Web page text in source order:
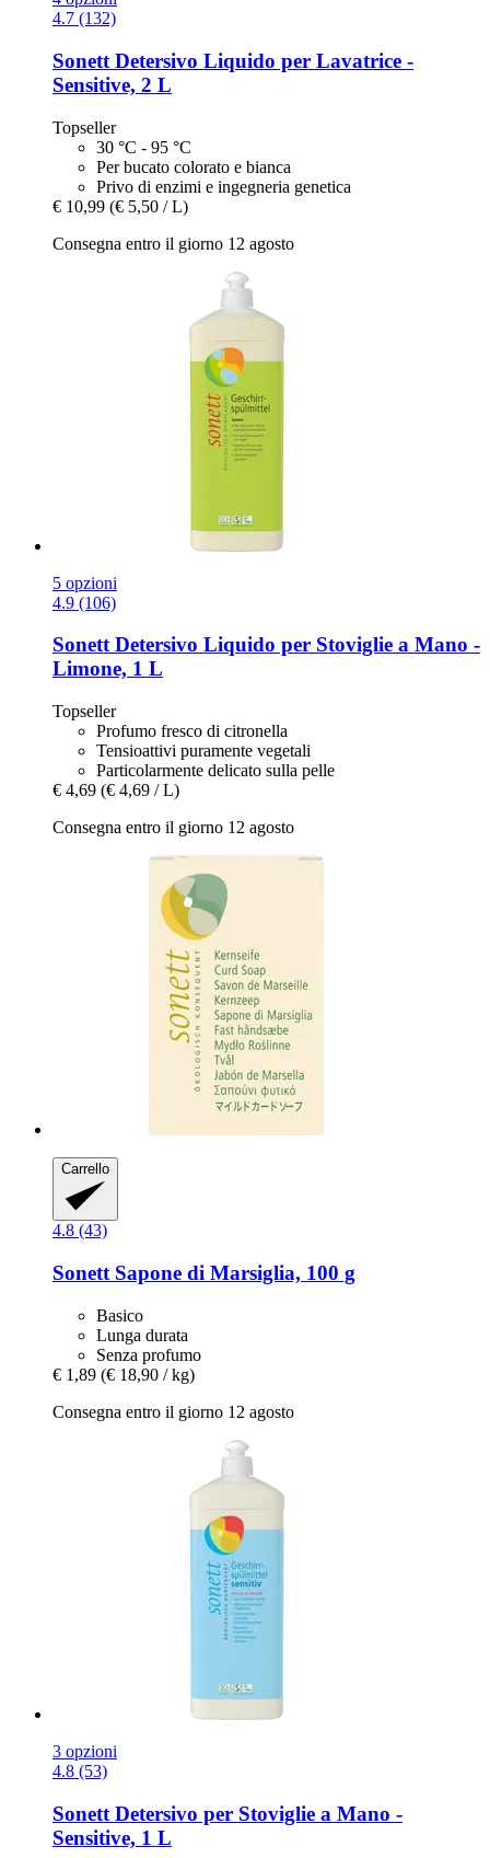
4.7 (132)
Sonett Detersivo Liquido per Lavatrice -​
Sensitive, 2 L
Topseller
30 °C - 95 °C
Per bucato colorato e bianca
Privo di enzimi e ingegneria genetica
€ 10,99 (€ 5,50 / L)
Consegna entro il giorno 12 agosto
5 opzioni
4.9 (106)
SonettDetersivo Liquido per Stoviglie a Mano -​
Limone, 1 L
Topseller
Profumo fresco di citronella
Tensioattivi puramente vegetali
Particolarmente delicato sulla pelle
€ 4,69 (€ 4,69 / L)
Consegna entro il giorno 12 agosto
Carrello
4.8 (43)
Sonett Sapone di Marsiglia, 100 g
Basico
Lunga durata
Senza profumo
€ 1,89 (€ 18,90 / kg)
Consegna entro il giorno 12 agosto
3 opzioni
4.8 (53)
Sonett Detersivo per Stoviglie a Mano -​
Sensitive, 1 L